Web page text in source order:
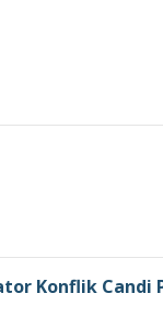
Konflik Candi